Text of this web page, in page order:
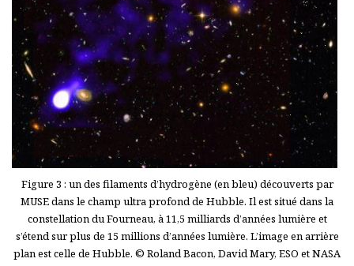
Figure 3 : un des filaments d’hydrogène (en bleu) découverts par
MUSE dans le champ ultra profond de Hubble. Il est situé dans la
constellation du Fourneau, à 11,5 milliards d’années lumière et
s’étend sur plus de 15 millions d’années lumière. L’image en arrière
plan est celle de Hubble. © Roland Bacon, David Mary, ESO et NASA